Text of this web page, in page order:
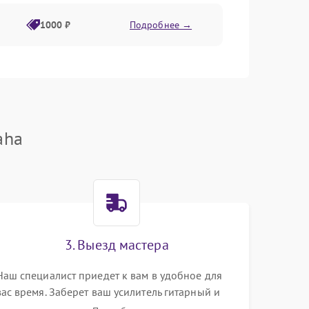
1000 ₽ Подробнее →
Подробнее →
500 ₽ Подробнее →
3. Выезд мастера
специалист приедет к вам в удобное для
время. Заберет ваш усилитель гитарный и